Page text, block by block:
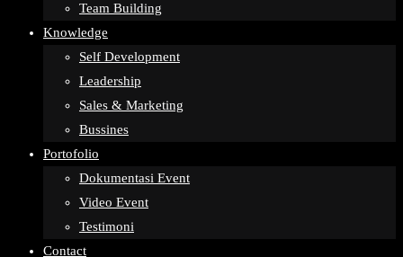
Team Building
Knowledge
Self Development
Leadership
Sales & Marketing
Bussines
Portofolio
Dokumentasi Event
Video Event
Testimoni
Contact